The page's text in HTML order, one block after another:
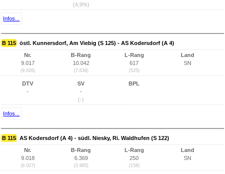
(4,9%)
Infos...
B 115 östl. Kunnersdorf, Am Viebig (S 125) - AS Kodersdorf (A 4)
Nr.
9.017
(9.026)
B-Rang
10.042
(7.638)
L-Rang
617
(525)
Land
SN
DTV
-
SV
-
(-)
BPL
Infos...
B 115 AS Kodersdorf (A 4) - südl. Niesky, Ri. Waldhufen (S 122)
Nr.
9.018
(9.027)
B-Rang
6.369
(3.985)
L-Rang
250
(158)
Land
SN